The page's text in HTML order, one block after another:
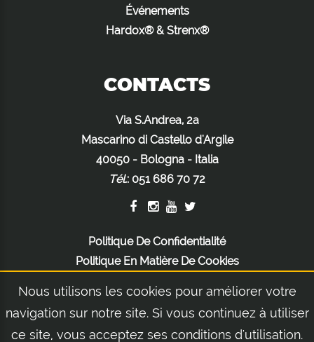
Événements
Hardox® & Strenx®
CONTACTS
Via S.Andrea, 2a
Mascarino di Castello d'Argile
40050 - Bologna - Italia
Tél.: 051 686 70 72
Politique De Confidentialité
Politique En Matière De Cookies
© 2026 Orsi Group S.r.l. | Via S.Andrea, 2a - Mascarino di Castello d'Argile 40050 -
Nous utilisons les cookies pour améliorer votre
navigation sur notre site. Si vous continuez à utiliser
ce site, vous acceptez ses conditions d'utilisation.